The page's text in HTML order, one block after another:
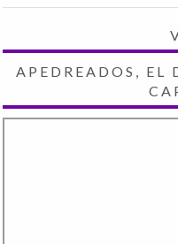
APEDREADOS, EL